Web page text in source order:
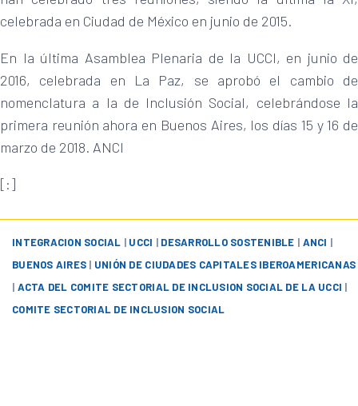
celebrada en Ciudad de México en junio de 2015.
En la última Asamblea Plenaria de la UCCI, en junio de
2016, celebrada en La Paz, se aprobó el cambio de
nomenclatura a la de Inclusión Social, celebrándose la
primera reunión ahora en Buenos Aires, los días 15 y 16 de
marzo de 2018. ANCI
[:]
INTEGRACION SOCIAL | UCCI | DESARROLLO SOSTENIBLE | ANCI |
BUENOS AIRES | UNIÓN DE CIUDADES CAPITALES IBEROAMERICANAS
| ACTA DEL COMITE SECTORIAL DE INCLUSION SOCIAL DE LA UCCI |
COMITE SECTORIAL DE INCLUSION SOCIAL